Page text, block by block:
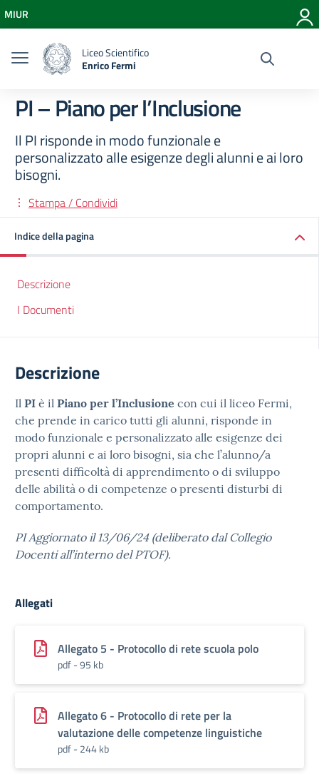
Vai al menu di navigazione
Vai al footer
MIUR
Liceo Scientifico
Enrico Fermi
PI – Piano per l’Inclusione
Il PI risponde in modo funzionale e
personalizzato alle esigenze degli alunni e ai loro
bisogni.
Stampa / Condividi
Indice della pagina
Descrizione
I Documenti
Descrizione
Il PI è il Piano per l’Inclusione con cui il liceo Fermi,
che prende in carico tutti gli alunni, risponde in
modo funzionale e personalizzato alle esigenze dei
propri alunni e ai loro bisogni, sia che l’alunno/a
presenti difficoltà di apprendimento o di sviluppo
delle abilità o di competenze o presenti disturbi di
comportamento.
PI Aggiornato il 13/06/24 (deliberato dal Collegio
Docenti all’interno del PTOF).
Allegati
Allegato 5 - Protocollo di rete scuola polo
pdf - 95 kb
Allegato 6 - Protocollo di rete per la
valutazione delle competenze linguistiche
pdf - 244 kb